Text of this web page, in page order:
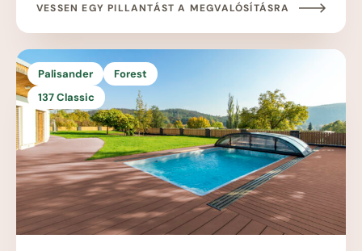
VESSEN EGY PILLANTÁST A MEGVALÓSÍTÁSRA
Palisander
Forest
137 Classic